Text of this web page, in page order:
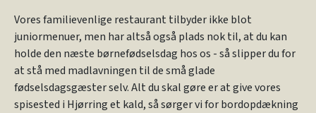
Vores familievenlige restaurant tilbyder ikke blot
juniormenuer, men har altså også plads nok til, at du kan
holde den næste børnefødselsdag hos os - så slipper du for
at stå med madlavningen til de små glade
fødselsdagsgæster selv. Alt du skal gøre er at give vores
spisested i Hjørring et kald, så sørger vi for bordopdækning